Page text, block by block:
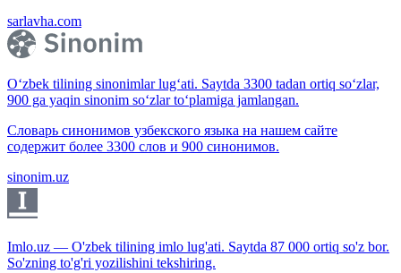
sarlavha.com
O‘zbek tilining sinonimlar lug‘ati. Saytda 3300 tadan ortiq so‘zlar,
900 ga yaqin sinonim so‘zlar to‘plamiga jamlangan.
Словарь синонимов узбекского языка на нашем сайте
содержит более 3300 слов и 900 синонимов.
sinonim.uz
Imlo.uz — O'zbek tilining imlo lug'ati. Saytda 87 000 ortiq so'z bor.
So'zning to'g'ri yozilishini tekshiring.